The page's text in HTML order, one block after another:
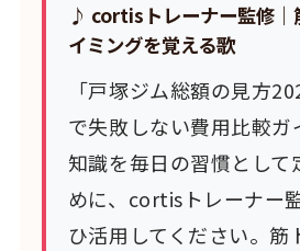
♪ cortisトレーナー監修
イミングを覚える歌
「戸塚ジム総額の見方
で失敗しない費用比較ガ
知識を毎日の習慣として
めに、cortisトレーナー
ひ活用してください。筋